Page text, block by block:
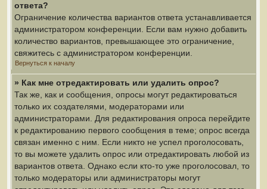
ответа?
Ограничение количества вариантов ответа устанавливается
администратором конференции. Если вам нужно добавить
количество вариантов, превышающее это ограничение,
свяжитесь с администратором конференции.
Вернуться к началу
» Как мне отредактировать или удалить опрос?
Так же, как и сообщения, опросы могут редактироваться
только их создателями, модераторами или
администраторами. Для редактирования опроса перейдите
к редактированию первого сообщения в теме; опрос всегда
связан именно с ним. Если никто не успел проголосовать,
то вы можете удалить опрос или отредактировать любой из
вариантов ответа. Однако если кто-то уже проголосовал, то
только модераторы или администраторы могут